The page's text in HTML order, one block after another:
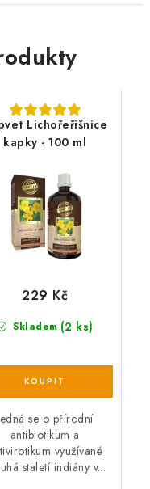
Lichořeřišnice
kapky - 100 ml
Skladem (2 ks)
229 Kč
se o přírodní
antibiotikum a
využívané
staletí indiány v...